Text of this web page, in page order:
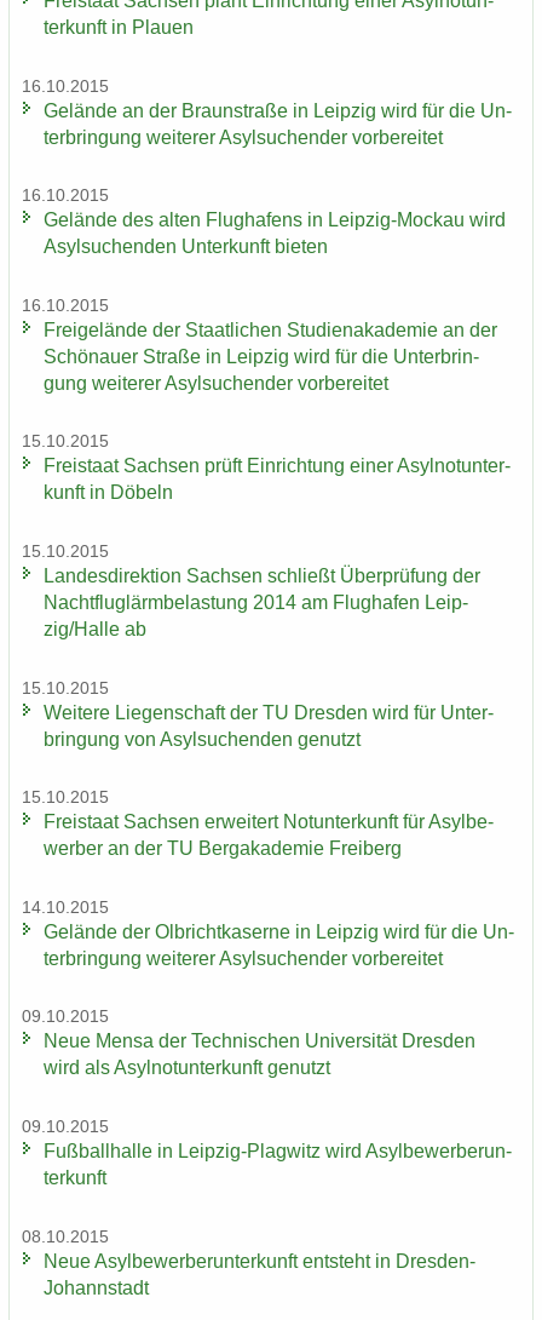
ter­kunft in Plau­en
16.10.2015
Ge­län­de an der Braun­stra­ße in Leip­zig wird für die Un­
ter­brin­gung wei­te­rer Asyl­su­chen­der vor­be­rei­tet
16.10.2015
Ge­län­de des alten Flug­ha­fens in Leipzig-​Mockau wird
Asyl­su­chen­den Un­ter­kunft bie­ten
16.10.2015
Frei­ge­län­de der Staat­li­chen Stu­di­en­aka­de­mie an der
Schö­nau­er Stra­ße in Leip­zig wird für die Un­ter­brin­
gung wei­te­rer Asyl­su­chen­der vor­be­rei­tet
15.10.2015
Frei­staat Sach­sen prüft Ein­rich­tung einer Asyl­not­un­ter­
kunft in Dö­beln
15.10.2015
Lan­des­di­rek­ti­on Sach­sen schließt Über­prü­fung der
Nacht­flug­lärm­be­las­tung 2014 am Flug­ha­fen Leip­
zig/Halle ab
15.10.2015
Wei­te­re Lie­gen­schaft der TU Dres­den wird für Un­ter­
brin­gung von Asyl­su­chen­den ge­nutzt
15.10.2015
Frei­staat Sach­sen er­wei­tert Not­un­ter­kunft für Asyl­be­
wer­ber an der TU Berg­aka­de­mie Frei­berg
14.10.2015
Ge­län­de der Ol­bricht­ka­ser­ne in Leip­zig wird für die Un­
ter­brin­gung wei­te­rer Asyl­su­chen­der vor­be­rei­tet
09.10.2015
Neue Mensa der Tech­ni­schen Uni­ver­si­tät Dres­den
wird als Asyl­not­un­ter­kunft ge­nutzt
09.10.2015
Fuß­ball­hal­le in Leipzig-​Plagwitz wird Asyl­be­wer­ber­un­
ter­kunft
08.10.2015
Neue Asyl­be­wer­ber­un­ter­kunft ent­steht in Dresden-​
Johannstadt